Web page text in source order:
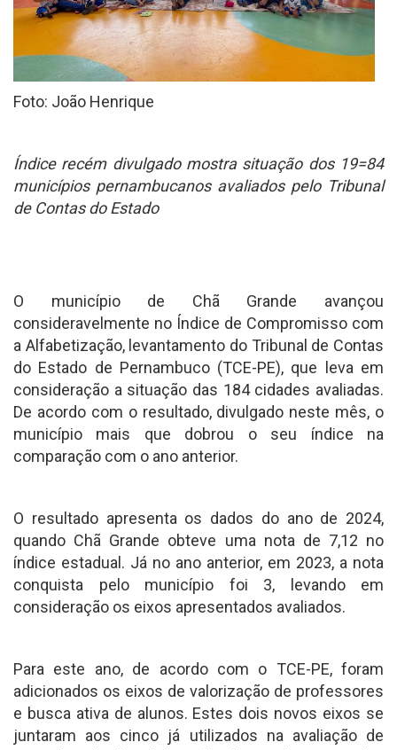
Foto: João Henrique
Índice recém divulgado mostra situação dos 19=84
municípios pernambucanos avaliados pelo Tribunal
de Contas do Estado
O município de Chã Grande avançou
consideravelmente no Índice de Compromisso com
a Alfabetização, levantamento do Tribunal de Contas
do Estado de Pernambuco (TCE-PE), que leva em
consideração a situação das 184 cidades avaliadas.
De acordo com o resultado, divulgado neste mês, o
município mais que dobrou o seu índice na
comparação com o ano anterior.
O resultado apresenta os dados do ano de 2024,
quando Chã Grande obteve uma nota de 7,12 no
índice estadual. Já no ano anterior, em 2023, a nota
conquista pelo município foi 3, levando em
consideração os eixos apresentados avaliados.
Para este ano, de acordo com o TCE-PE, foram
adicionados os eixos de valorização de professores
e busca ativa de alunos. Estes dois novos eixos se
juntaram aos cinco já utilizados na avaliação de